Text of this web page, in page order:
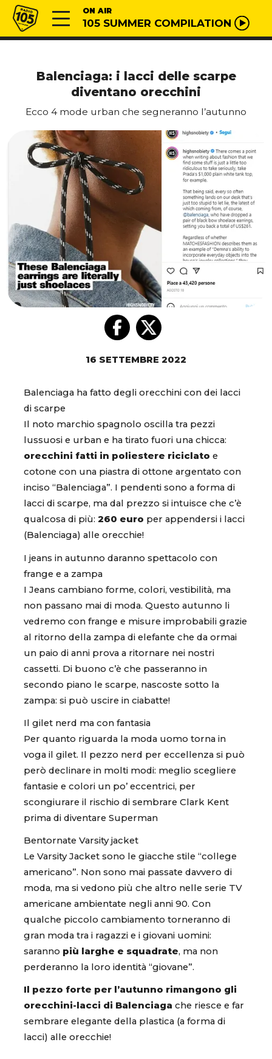
Vai al contenuto
Radio 105 ON AIR
105 SUMMER COMPILATION
Balenciaga: i lacci delle scarpe
diventano orecchini
Ecco 4 mode urban che segneranno l’autunno
16 SETTEMBRE 2022
Balenciaga ha fatto degli orecchini con dei lacci
di scarpe
Il noto marchio spagnolo oscilla tra pezzi
lussuosi e urban e ha tirato fuori una chicca:
orecchini fatti in poliestere riciclato e
cotone con una piastra di ottone argentato con
inciso “Balenciaga”. I pendenti sono a forma di
lacci di scarpe, ma dal prezzo si intuisce che c’è
qualcosa di più: 260 euro per appendersi i lacci
(Balenciaga) alle orecchie!
I jeans in autunno daranno spettacolo con
frange e a zampa
I Jeans cambiano forme, colori, vestibilità, ma
non passano mai di moda. Questo autunno li
vedremo con frange e misure improbabili grazie
al ritorno della zampa di elefante che da ormai
un paio di anni prova a ritornare nei nostri
cassetti. Di buono c’è che passeranno in
secondo piano le scarpe, nascoste sotto la
zampa: si può uscire in ciabatte!
Il gilet nerd ma con fantasia
Per quanto riguarda la moda uomo torna in
voga il gilet. Il pezzo nerd per eccellenza si può
però declinare in molti modi: meglio scegliere
fantasie e colori un po’ eccentrici, per
scongiurare il rischio di sembrare Clark Kent
prima di diventare Superman
Bentornate Varsity jacket
Le Varsity Jacket sono le giacche stile “college
americano”. Non sono mai passate davvero di
moda, ma si vedono più che altro nelle serie TV
americane ambientate negli anni 90. Con
qualche piccolo cambiamento torneranno di
gran moda tra i ragazzi e i giovani uomini:
saranno più larghe e squadrate, ma non
perderanno la loro identità “giovane”.
Il pezzo forte per l’autunno rimangono gli
orecchini-lacci di Balenciaga che riesce e far
sembrare elegante della plastica (a forma di
lacci) alle orecchie!